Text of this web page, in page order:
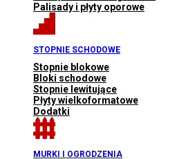
Palisady i płyty oporowe
STOPNIE SCHODOWE
Stopnie blokowe
Bloki schodowe
Stopnie lewitujące
Płyty wielkoformatowe
Dodatki
MURKI I OGRODZENIA